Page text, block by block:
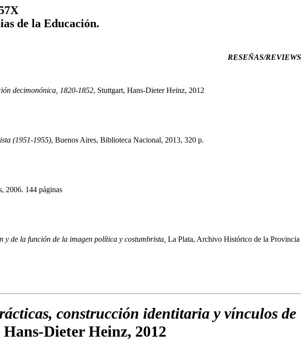
de la Educación.
RESEÑAS/REVIEWS
decimonónica, 1820-1852, Stuttgart, Hans-Dieter Heinz, 2012
(1951-1955), Buenos Aires, Biblioteca Nacional, 2013, 320 p.
2006. 144 páginas
de la función de la imagen política y costumbrista, La Plata, Archivo Histórico de la Provincia
construcción identitaria y vínculos de
Dieter Heinz, 2012